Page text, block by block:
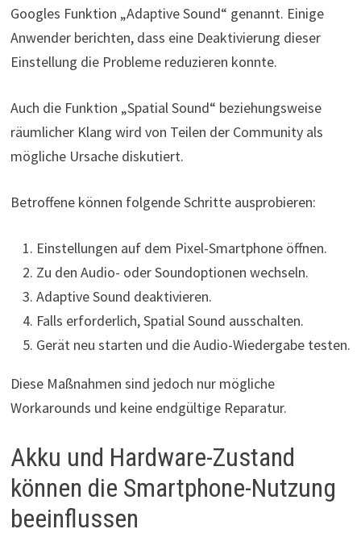
Googles Funktion „Adaptive Sound“ genannt. Einige
Anwender berichten, dass eine Deaktivierung dieser
Einstellung die Probleme reduzieren konnte.
Auch die Funktion „Spatial Sound“ beziehungsweise
räumlicher Klang wird von Teilen der Community als
mögliche Ursache diskutiert.
Betroffene können folgende Schritte ausprobieren:
Einstellungen auf dem Pixel-Smartphone öffnen.
Zu den Audio- oder Soundoptionen wechseln.
Adaptive Sound deaktivieren.
Falls erforderlich, Spatial Sound ausschalten.
Gerät neu starten und die Audio-Wiedergabe testen.
Diese Maßnahmen sind jedoch nur mögliche
Workarounds und keine endgültige Reparatur.
Akku und Hardware-Zustand
können die Smartphone-Nutzung
beeinflussen